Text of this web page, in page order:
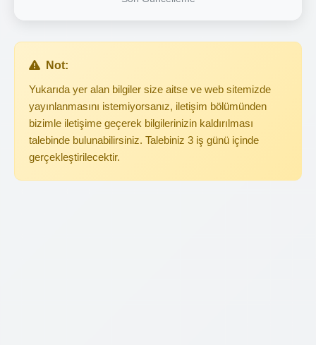
Not:
Yukarıda yer alan bilgiler size aitse ve web sitemizde
yayınlanmasını istemiyorsanız, iletişim bölümünden
bizimle iletişime geçerek bilgilerinizin kaldırılması
talebinde bulunabilirsiniz. Talebiniz 3 iş günü içinde
gerçekleştirilecektir.